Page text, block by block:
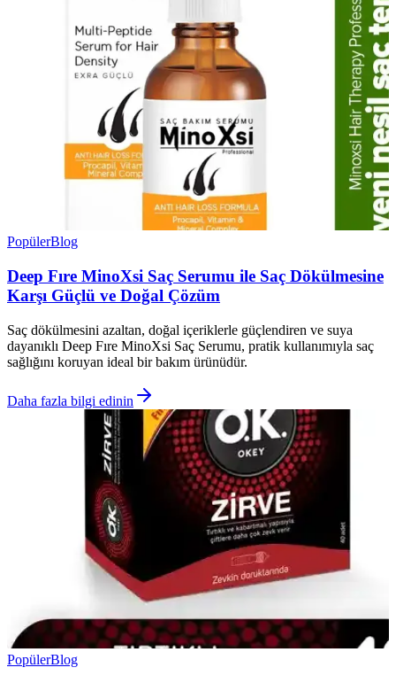
PopülerBlog
Deep Fıre MinoXsi Saç Serumu ile Saç Dökülmesine
Karşı Güçlü ve Doğal Çözüm
Saç dökülmesini azaltan, doğal içeriklerle güçlendiren ve suya
dayanıklı Deep Fıre MinoXsi Saç Serumu, pratik kullanımıyla saç
sağlığını koruyan ideal bir bakım ürünüdür.
Daha fazla bilgi edinin
PopülerBlog